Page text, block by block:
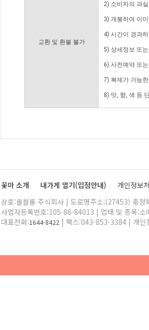
교환 및 환불 불가
2) 소비자의 과
3) 개봉하여 이
4) 시간이 경과
5) 상세정보 또
6) 사전예약 또
7) 복제가 가능
8) 맛, 향, 색 등
꽃마 소개 내가게 열기(입점안내) 개인정보
상호:올블룸 주식회사 | 도로명주소:(27453) 충
사업자등록번호:105-86-84013 | 업태 및 종목:
대표전화:1644-8422 | 팩스:043-853-3384 | 개인